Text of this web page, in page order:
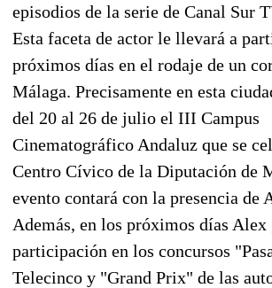
episodios de la serie de Canal Sur
Esta faceta de actor le llevará a
próximos días en el rodaje de un
Málaga. Precisamente en esta
del 20 al 26 de julio el III Campus
Cinematográfico Andaluz que se
Centro Cívico de la Diputación de
evento contará con la presencia de
Además, en los próximos días Alex
participación en los concursos
Telecinco y "Grand Prix" de las